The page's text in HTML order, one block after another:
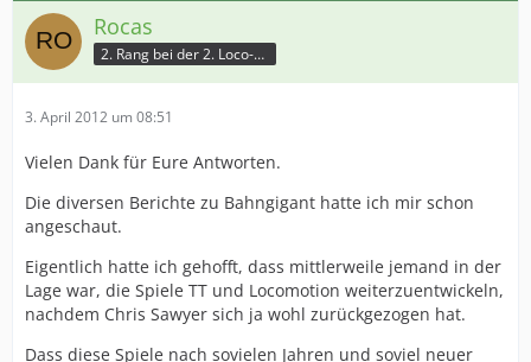
Rocas
2. Rang bei der 2. Loco-Battle
3. April 2012 um 08:51
Vielen Dank für Eure Antworten.
Die diversen Berichte zu Bahngigant hatte ich mir schon
angeschaut.
Eigentlich hatte ich gehofft, dass mittlerweile jemand in der
Lage war, die Spiele TT und Locomotion weiterzuentwickeln,
nachdem Chris Sawyer sich ja wohl zurückgezogen hat.
Dass diese Spiele nach sovielen Jahren und soviel neuer